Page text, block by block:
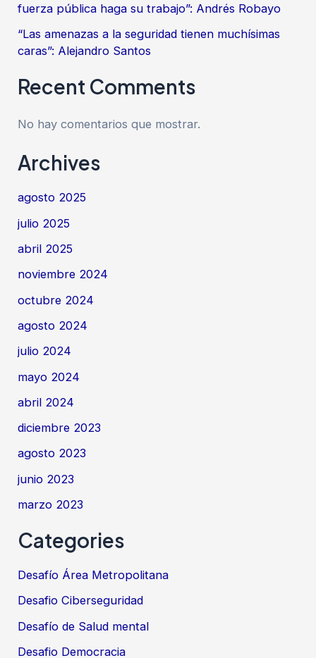
fuerza pública haga su trabajo”: Andrés Robayo
“Las amenazas a la seguridad tienen muchísimas
caras”: Alejandro Santos
Recent Comments
No hay comentarios que mostrar.
Archives
agosto 2025
julio 2025
abril 2025
noviembre 2024
octubre 2024
agosto 2024
julio 2024
mayo 2024
abril 2024
diciembre 2023
agosto 2023
junio 2023
marzo 2023
Categories
Desafío Área Metropolitana
Desafio Ciberseguridad
Desafío de Salud mental
Desafio Democracia